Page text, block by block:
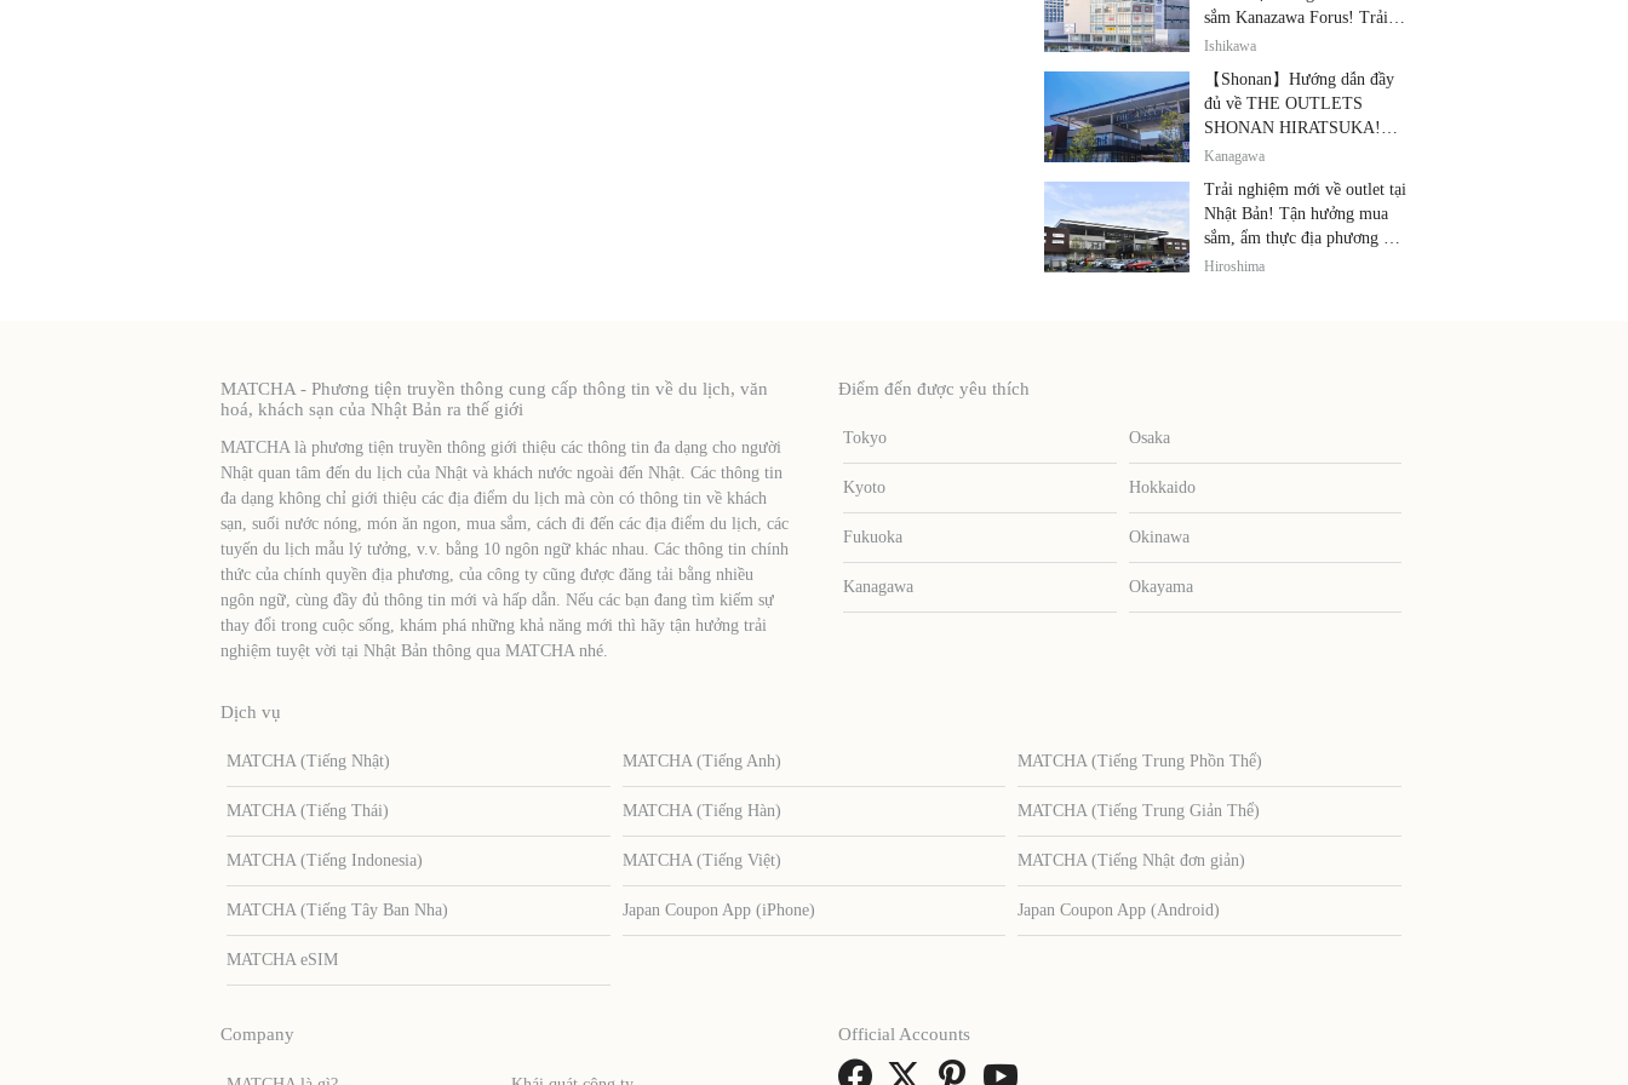
sắm Kanazawa Forus! Trải
nghiệm cùng lúc các thương
và ẩm thực địa phương
Ishikawa
【Shonan】Hướng dẫn đầy
đủ về THE OUTLETS
SHONAN HIRATSUKA!
Thỏa sức tận hưởng mua
và ẩm thực địa phương tại
cùng một địa điểm!
Kanagawa
Trải nghiệm mới về outlet tại
Nhật Bản! Tận hưởng mua
sắm, ẩm thực địa phương và
giải trí tại THE OUTLETS!
Hiroshima
MATCHA - Phương tiện truyền thông cung cấp thông tin về du lịch, văn
hoá, khách sạn của Nhật Bản ra thế giới
MATCHA là phương tiện truyền thông giới thiệu các thông tin đa dạng cho người
Nhật quan tâm đến du lịch của Nhật và khách nước ngoài đến Nhật. Các thông tin
đa dạng không chỉ giới thiệu các địa điểm du lịch mà còn có thông tin về khách
sạn, suối nước nóng, món ăn ngon, mua sắm, cách đi đến các địa điểm du lịch, các
tuyến du lịch mẫu lý tưởng, v.v. bằng 10 ngôn ngữ khác nhau. Các thông tin chính
thức của chính quyền địa phương, của công ty cũng được đăng tải bằng nhiều
ngôn ngữ, cùng đầy đủ thông tin mới và hấp dẫn. Nếu các bạn đang tìm kiếm sự
thay đổi trong cuộc sống, khám phá những khả năng mới thì hãy tận hưởng trải
nghiệm tuyệt vời tại Nhật Bản thông qua MATCHA nhé.
Điểm đến được yêu thích
Tokyo Osaka
Kyoto Hokkaido
Fukuoka Okinawa
Kanagawa Okayama
Dịch vụ
MATCHA (Tiếng Nhật) MATCHA (Tiếng Anh) MATCHA (Tiếng Trung Phồn Thể)
MATCHA (Tiếng Thái) MATCHA (Tiếng Hàn) MATCHA (Tiếng Trung Giản Thể)
MATCHA (Tiếng Indonesia) MATCHA (Tiếng Việt) MATCHA (Tiếng Nhật đơn giản)
MATCHA (Tiếng Tây Ban Nha) Japan Coupon App (iPhone) Japan Coupon App (Android)
MATCHA eSIM
Company Official Accounts